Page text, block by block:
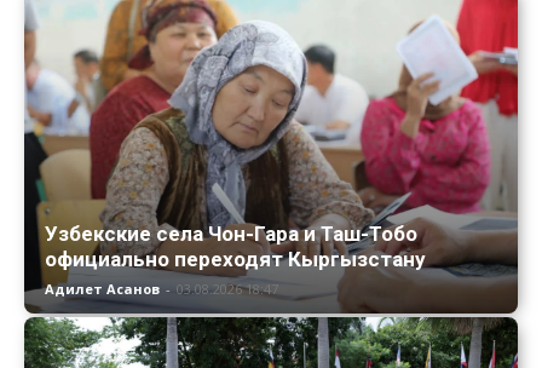
Узбекские села Чон-Гара и Таш-Тобо
официально переходят Кыргызстану
Адилет Асанов - 03.08.2026 18:47